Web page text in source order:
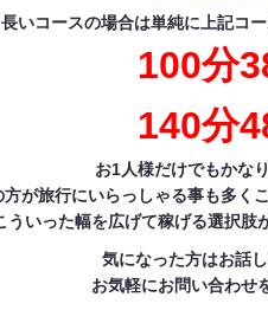
長いコースの場合は単純に上記コ
100分
140分
お1人様だけでもかな
が旅行にいらっしゃる事も多く
ういった幅を広げて稼げる選択肢
気になった方はお話
お気軽にお問い合わせ